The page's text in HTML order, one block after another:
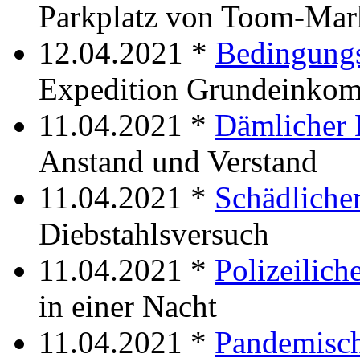
Parkplatz von Toom-
12.04.2021 *
Expedition
11.04.2021 * Dämlicher
Anstand und Verstand
11.04.2021 *
Diebstahlsversuch
11.04.2021 *
in einer Nacht
11.04.2021 *